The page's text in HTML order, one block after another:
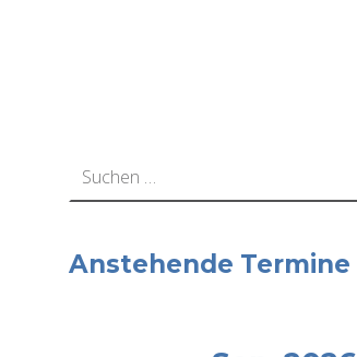
Anstehende Termine